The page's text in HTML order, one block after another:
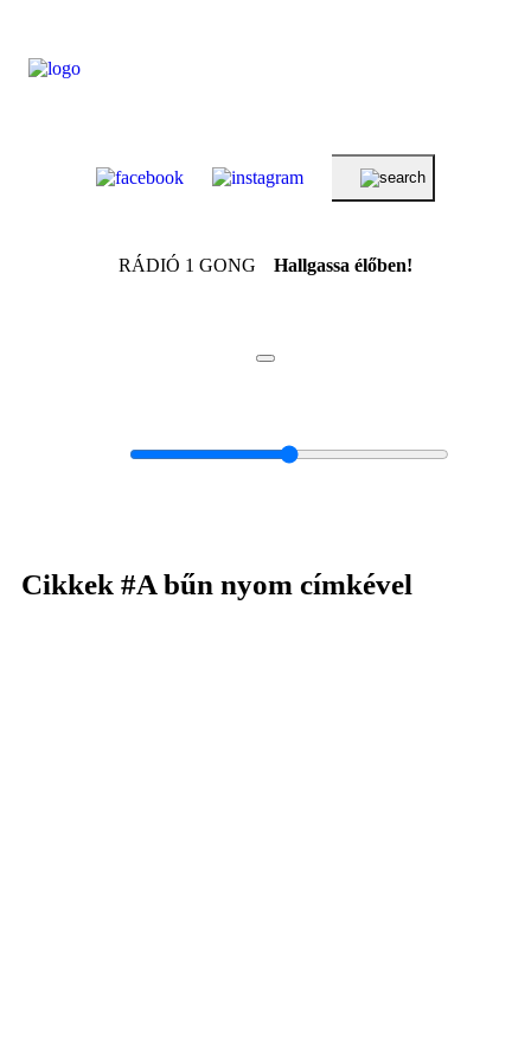
KERESÉS
RÁDIÓ 1 GONG Hallgassa élőben!
Cikkek #A bűn nyom címkével